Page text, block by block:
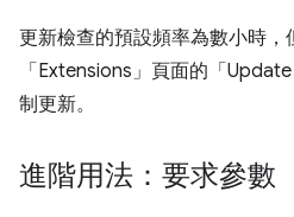
更新檢查的預設頻率為數小時，
「Extensions」頁面的「
制更新。
進階用法：要求參數